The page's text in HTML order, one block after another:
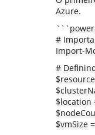
Azure.
#
Import-
#
$location
$vmSize